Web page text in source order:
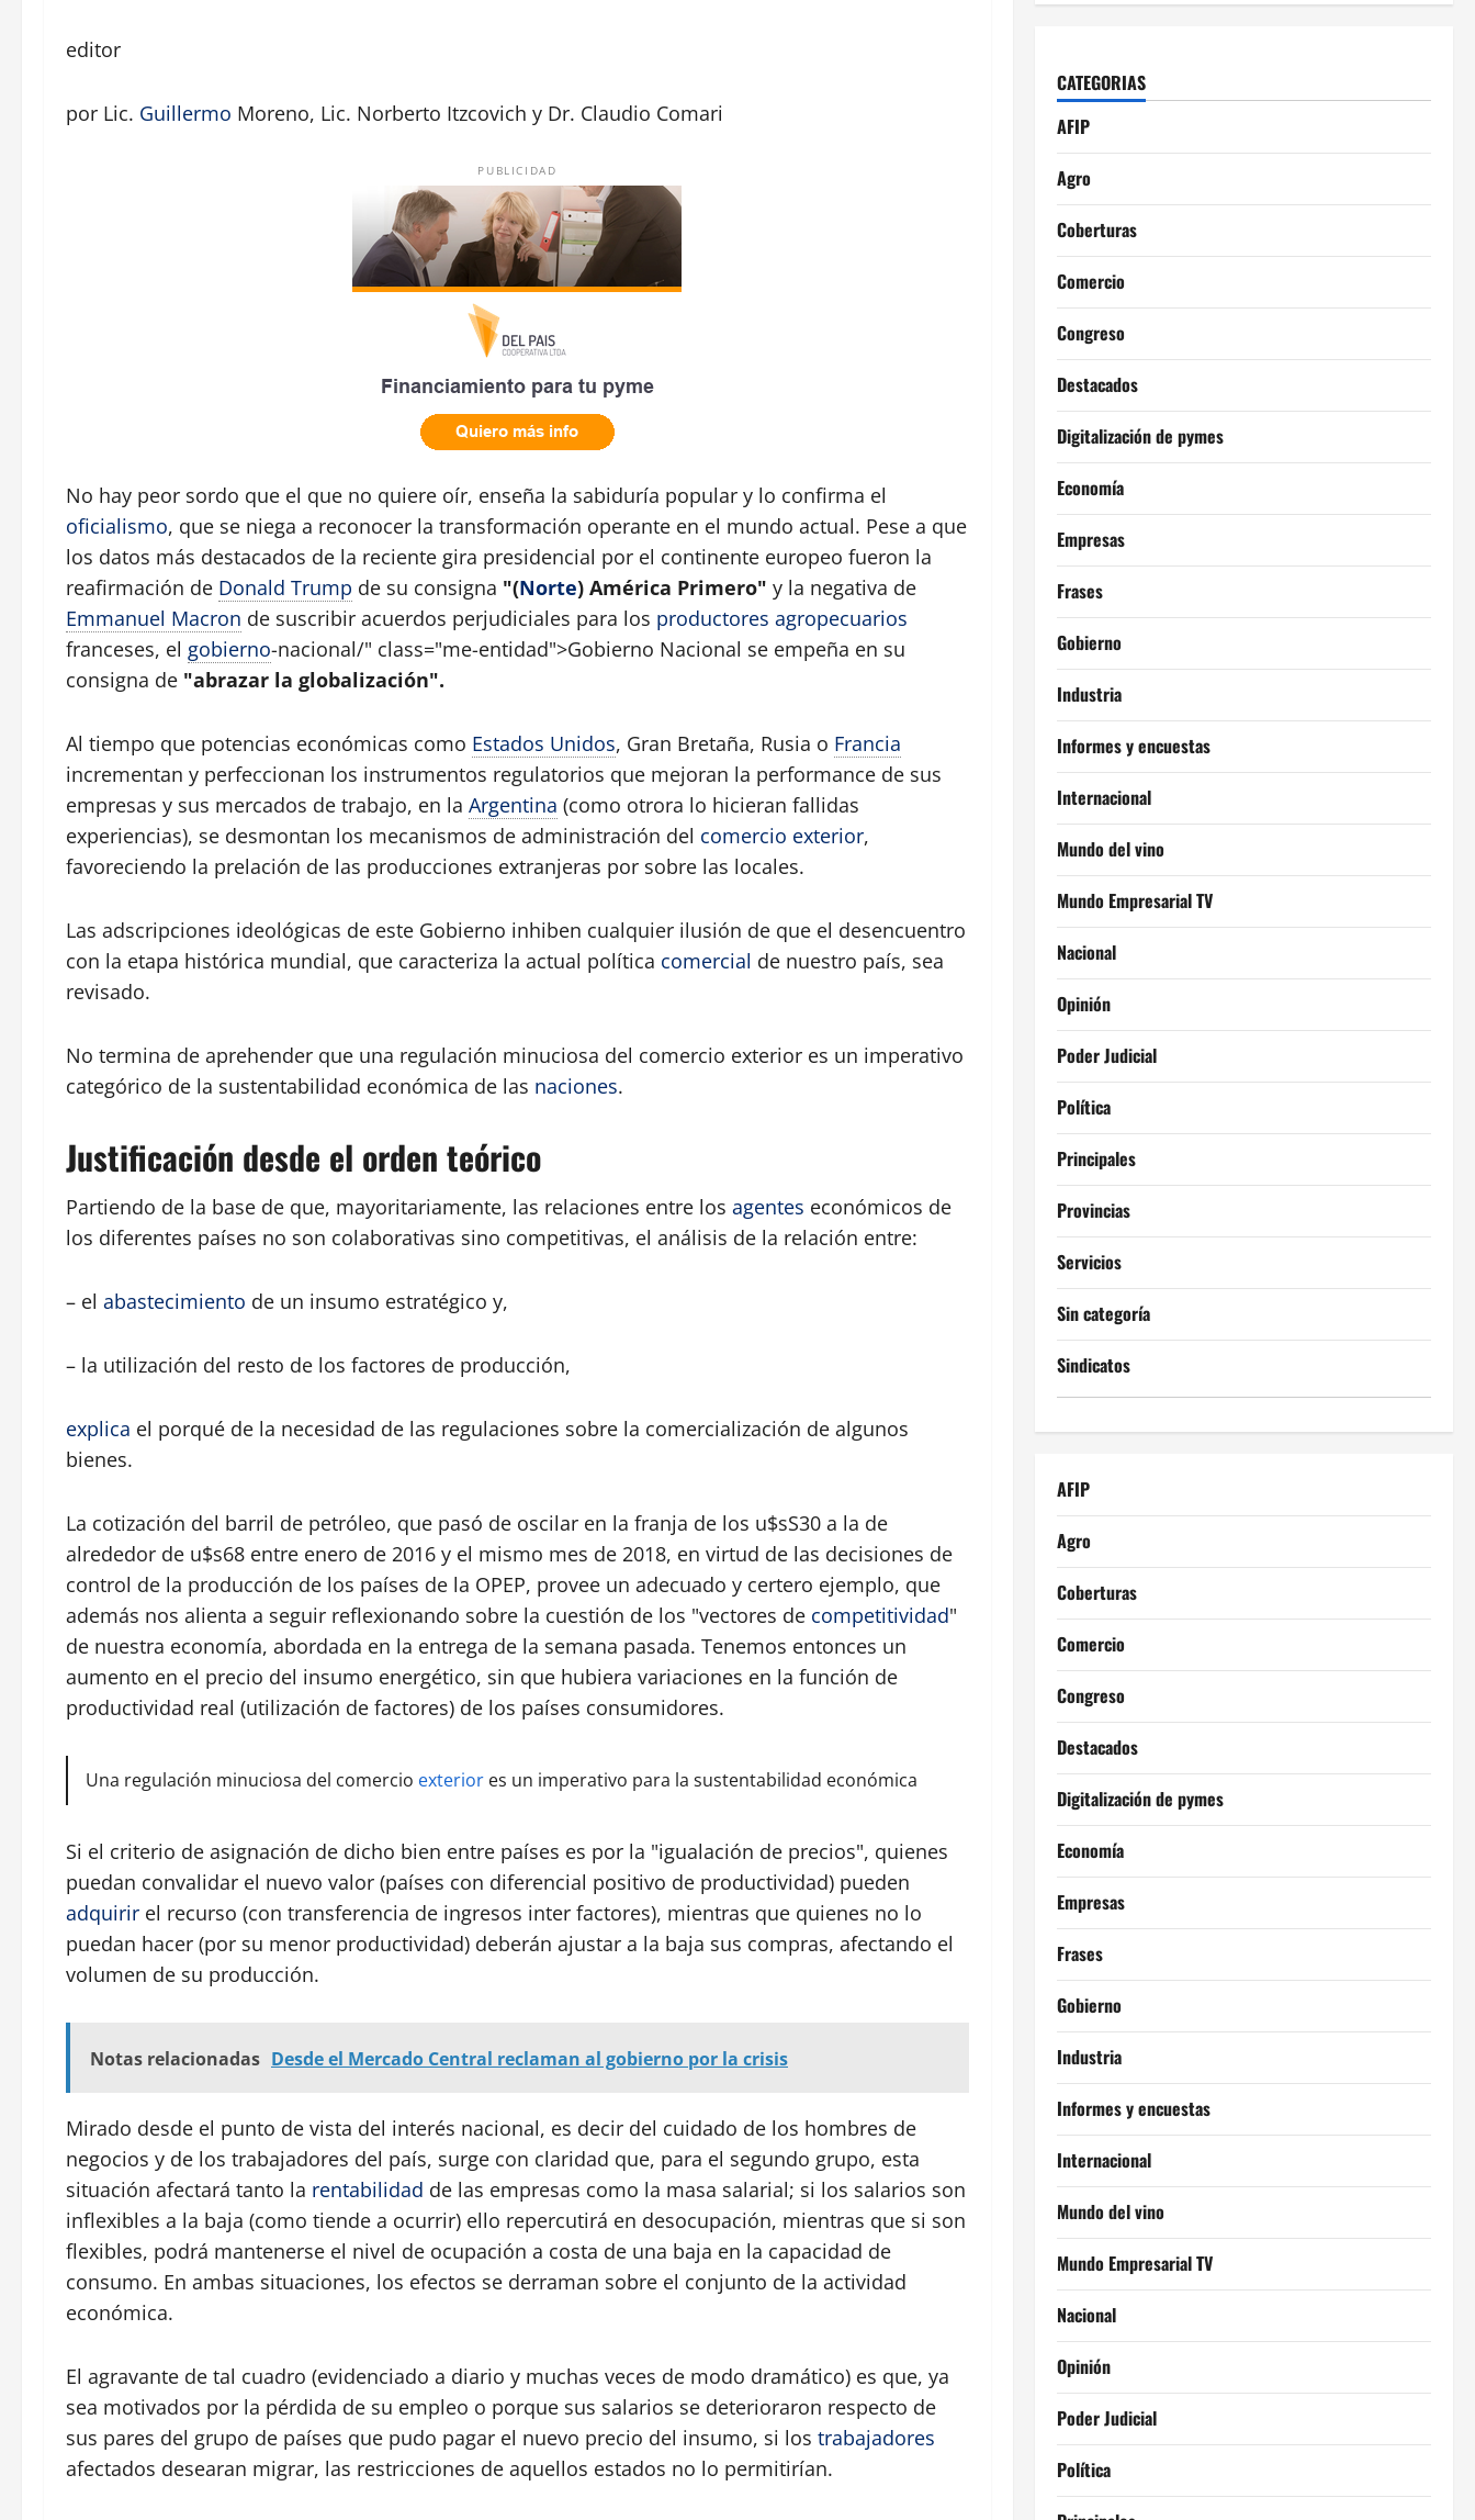
editor
por Lic. Guillermo Moreno, Lic. Norberto Itzcovich y Dr. Claudio Comari
PUBLICIDAD
No hay peor sordo que el que no quiere oír, enseña la sabiduría popular y lo confirma el
oficialismo, que se niega a reconocer la transformación operante en el mundo actual. Pese a que
los datos más destacados de la reciente gira presidencial por el continente europeo fueron la
reafirmación de Donald Trump de su consigna "(Norte) América Primero" y la negativa de
Emmanuel Macron de suscribir acuerdos perjudiciales para los productores agropecuarios
franceses, el gobierno-nacional/" class="me-entidad">Gobierno Nacional se empeña en su
consigna de "abrazar la globalización".
Al tiempo que potencias económicas como Estados Unidos, Gran Bretaña, Rusia o Francia
incrementan y perfeccionan los instrumentos regulatorios que mejoran la performance de sus
empresas y sus mercados de trabajo, en la Argentina (como otrora lo hicieran fallidas
experiencias), se desmontan los mecanismos de administración del comercio exterior,
favoreciendo la prelación de las producciones extranjeras por sobre las locales.
Las adscripciones ideológicas de este Gobierno inhiben cualquier ilusión de que el desencuentro
con la etapa histórica mundial, que caracteriza la actual política comercial de nuestro país, sea
revisado.
No termina de aprehender que una regulación minuciosa del comercio exterior es un imperativo
categórico de la sustentabilidad económica de las naciones.
Justificación desde el orden teórico
Partiendo de la base de que, mayoritariamente, las relaciones entre los agentes económicos de
los diferentes países no son colaborativas sino competitivas, el análisis de la relación entre:
– el abastecimiento de un insumo estratégico y,
– la utilización del resto de los factores de producción,
explica el porqué de la necesidad de las regulaciones sobre la comercialización de algunos
bienes.
La cotización del barril de petróleo, que pasó de oscilar en la franja de los u$sS30 a la de
alrededor de u$s68 entre enero de 2016 y el mismo mes de 2018, en virtud de las decisiones de
control de la producción de los países de la OPEP, provee un adecuado y certero ejemplo, que
además nos alienta a seguir reflexionando sobre la cuestión de los "vectores de competitividad"
de nuestra economía, abordada en la entrega de la semana pasada. Tenemos entonces un
aumento en el precio del insumo energético, sin que hubiera variaciones en la función de
productividad real (utilización de factores) de los países consumidores.
Una regulación minuciosa del comercio exterior es un imperativo para la sustentabilidad económica
Si el criterio de asignación de dicho bien entre países es por la "igualación de precios", quienes
puedan convalidar el nuevo valor (países con diferencial positivo de productividad) pueden
adquirir el recurso (con transferencia de ingresos inter factores), mientras que quienes no lo
puedan hacer (por su menor productividad) deberán ajustar a la baja sus compras, afectando el
volumen de su producción.
Notas relacionadas Desde el Mercado Central reclaman al gobierno por la crisis
Mirado desde el punto de vista del interés nacional, es decir del cuidado de los hombres de
negocios y de los trabajadores del país, surge con claridad que, para el segundo grupo, esta
situación afectará tanto la rentabilidad de las empresas como la masa salarial; si los salarios son
inflexibles a la baja (como tiende a ocurrir) ello repercutirá en desocupación, mientras que si son
flexibles, podrá mantenerse el nivel de ocupación a costa de una baja en la capacidad de
consumo. En ambas situaciones, los efectos se derraman sobre el conjunto de la actividad
económica.
El agravante de tal cuadro (evidenciado a diario y muchas veces de modo dramático) es que, ya
sea motivados por la pérdida de su empleo o porque sus salarios se deterioraron respecto de
sus pares del grupo de países que pudo pagar el nuevo precio del insumo, si los trabajadores
afectados desearan migrar, las restricciones de aquellos estados no lo permitirían.
CATEGORIAS
AFIP
Agro
Coberturas
Comercio
Congreso
Destacados
Digitalización de pymes
Economía
Empresas
Frases
Gobierno
Industria
Informes y encuestas
Internacional
Mundo del vino
Mundo Empresarial TV
Nacional
Opinión
Poder Judicial
Política
Principales
Provincias
Servicios
Sin categoría
Sindicatos
AFIP
Agro
Coberturas
Comercio
Congreso
Destacados
Digitalización de pymes
Economía
Empresas
Frases
Gobierno
Industria
Informes y encuestas
Internacional
Mundo del vino
Mundo Empresarial TV
Nacional
Opinión
Poder Judicial
Política